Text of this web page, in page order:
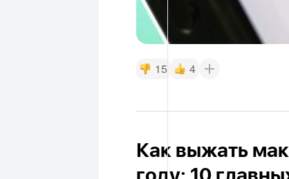
15 4
Как выжать